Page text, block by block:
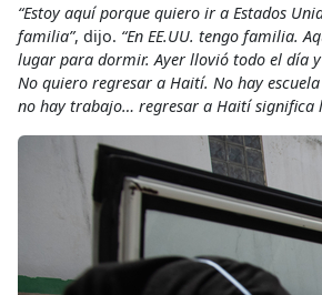
“Estoy aquí porque quiero ir a Estados
familia”, dijo. “En EE.UU. tengo familia.
lugar para dormir. Ayer llovió todo el día
No quiero regresar a Haití. No hay
no hay trabajo… regresar a Haití significa